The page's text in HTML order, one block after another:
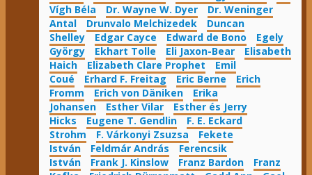
Vígh Béla
Dr. Wayne W. Dyer
Dr. Weninger
Antal
Drunvalo Melchizedek
Duncan
Shelley
Edgar Cayce Edward de Bono
Egely
György
Ekhart Tolle Eli Jaxon-Bear
Elisabeth
Haich
Elizabeth Clare Prophet
Emil
Coué
Erhard F. Freitag Eric Berne
Erich
Fromm
Erich von Däniken
Erika
Johansen
Esther Vilar
Esther és Jerry
Hicks
Eugene T. Gendlin
F. E. Eckard
Strohm
F. Várkonyi Zsuzsa
Fekete
István
Feldmár András
Ferencsik
István
Frank J. Kinslow Franz Bardon
Franz